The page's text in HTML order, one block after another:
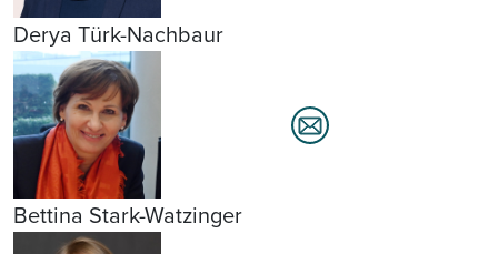
Derya Türk-Nachbaur
Bettina Stark-Watzinger